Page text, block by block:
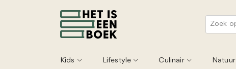
Kids Lifestyle Culinair Natuur